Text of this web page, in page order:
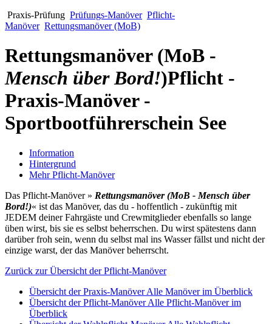
Praxis-Prüfung Prüfungs-Manöver Pflicht-
Manöver Rettungsmanöver (MoB)
Rettungsmanöver (MoB -
Mensch über Bord!)Pflicht -
Praxis-Manöver -
Sportbootführerschein See
Information
Hintergrund
Mehr Pflicht-Manöver
Das Pflicht-Manöver » Rettungsmanöver (MoB - Mensch über
Bord!)« ist das Manöver, das du - hoffentlich - zukünftig mit
JEDEM deiner Fahrgäste und Crewmitglieder ebenfalls so lange
üben wirst, bis sie es selbst beherrschen. Du wirst spätestens dann
darüber froh sein, wenn du selbst mal ins Wasser fällst und nicht der
einzige warst, der das Manöver beherrscht.
Zurück zur Übersicht der Pflicht-Manöver
Übersicht der Praxis-ManöverAlle Manöver im Überblick
Übersicht der Pflicht-ManöverAlle Pflicht-Manöver im
Überblick